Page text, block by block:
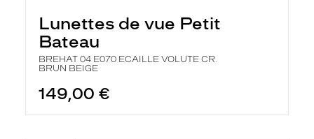
Lunettes de vue Petit
Bateau
BREHAT 04 E070 ECAILLE VOLUTE CR.
BRUN BEIGE
149,00 €